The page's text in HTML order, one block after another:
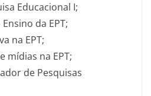
Educacional I;
da EPT;
na EPT;
mídias na EPT;
de Pesquisas